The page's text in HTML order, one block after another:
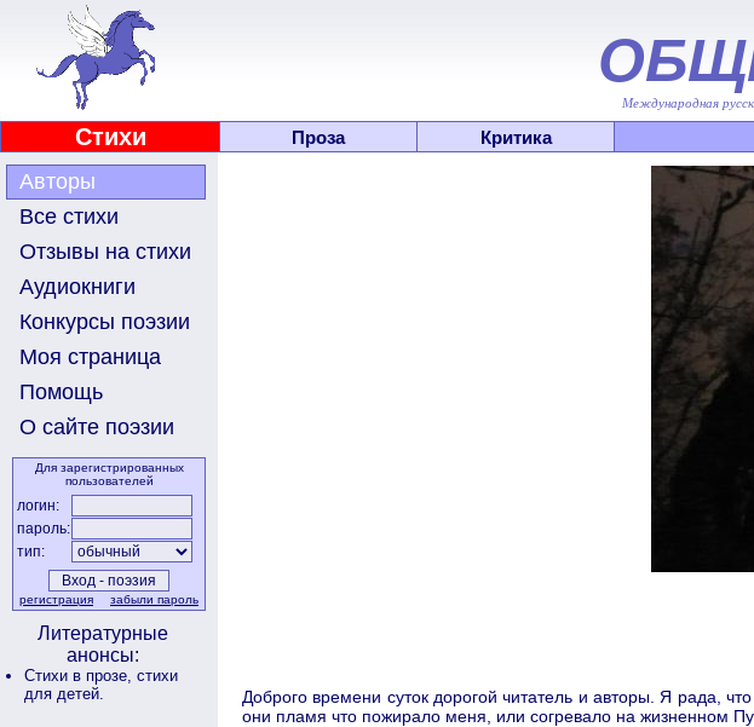
Международная
Стихи Проза Критика
Авторы
Все стихи
Отзывы на стихи
Аудиокниги
Конкурсы поэзии
Моя страница
Помощь
О сайте поэзии
Для зарегистрированных
пользователей
логин:
пароль:
тип:
регистрация забыли пароль
Литературные
анонсы:
Стихи в прозе, стихи
для детей.
Доброго времени суток дорогой читатель и авторы. Я рада,
они пламя что пожирало меня, или согревало на жизненном